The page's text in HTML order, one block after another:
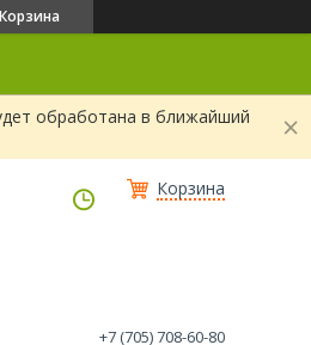
Корзина
обработана в ближайший
Корзина
+7 (705) 708-60-80